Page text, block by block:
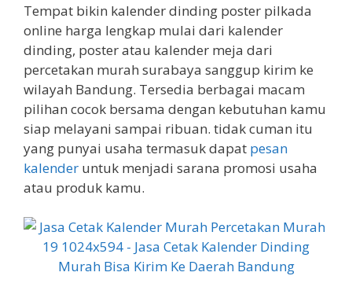
Tempat bikin kalender dinding poster pilkada
online harga lengkap mulai dari kalender
dinding, poster atau kalender meja dari
percetakan murah surabaya sanggup kirim ke
wilayah Bandung. Tersedia berbagai macam
pilihan cocok bersama dengan kebutuhan kamu
siap melayani sampai ribuan. tidak cuman itu
yang punyai usaha termasuk dapat pesan
kalender untuk menjadi sarana promosi usaha
atau produk kamu.